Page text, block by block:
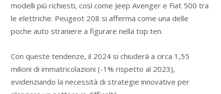
modelli più richiesti, così come Jeep Avenger e Fiat 500 tra
le elettriche. Peugeot 208 si afferma come una delle
poche auto straniere a figurare nella top ten.
Con queste tendenze, il 2024 si chiuderà a circa 1,55
milioni di immatricolazioni (-1% rispetto al 2023),
evidenziando la necessità di strategie innovative per